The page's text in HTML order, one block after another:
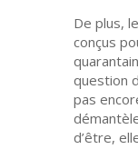
De plus,
conçus
question
pas
d’être,